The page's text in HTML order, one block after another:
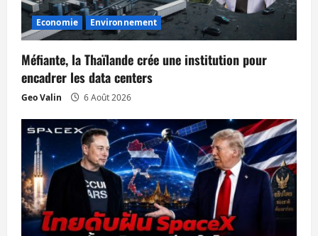
d
’
a
r
t
i
c
l
Economie Environnement
Méfiante, la Thaïlande crée une institution pour
encadrer les data centers
Geo Valin 6 Août 2026